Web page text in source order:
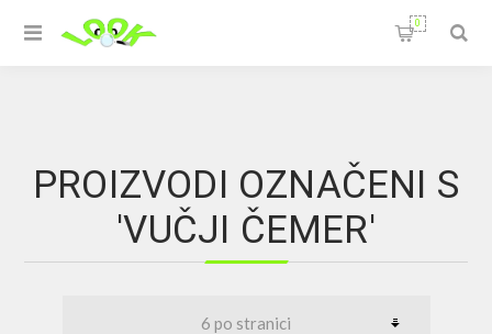
0
PROIZVODI OZNAČENI S
'VUČJI ČEMER'